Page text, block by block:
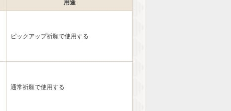
用途
ピックアップ祈願で使用する
通常祈願で使用する